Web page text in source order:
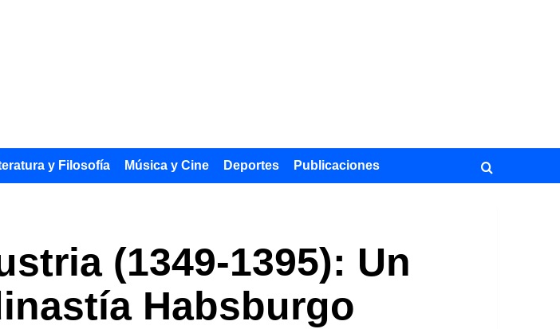
y Filosofía Música y Cine Deportes Publicaciones
(1349-1395): Un
Habsburgo